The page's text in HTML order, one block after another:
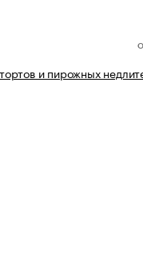
и пирожных